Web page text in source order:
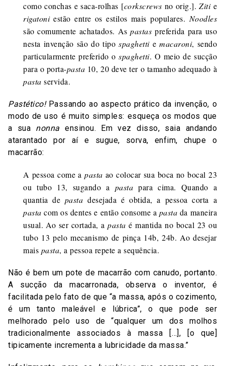
como conchas e saca-rolhas [corkscrews no orig.].Zitie
rigatoniestão entre os estilos mais populares. Noodles
são comumente achatados. Aspastas preferida para uso
nesta invenção são do tipo spaghettie macaroni, sendo
particularmente preferido ospaghetti. O meio de sucção
para o porta-pasta 10, 20 deve ter o tamanho adequado à
pasta servida.
Pastético!Passando ao aspecto prático da invenção, o
modo de uso é muito simples: esqueça os modos que
a sua nonna ensinou. Em vez disso, saia andando
atarantado por aí e sugue, sorva, enfim, chupe o
macarrão:
A pessoa come apasta ao colocar sua boca no bocal 23
ou tubo 13, sugando a pasta para cima. Quando a
quantia de pasta desejada é obtida, a pessoa corta a
pasta com os dentes e então consome a pasta da maneira
usual. Ao ser cortada, apasta é mantida no bocal 23 ou
tubo 13 pelo mecanismo de pinça 14b, 24b. Ao desejar
mais pasta, a pessoa repete a sequência.
Não é bem um pote de macarrão com canudo, portanto.
A sucção da macarronada, observa o inventor, é
facilitada pelo fato de que “a massa, após o cozimento,
é um tanto maleável e lúbrica”, o que pode ser
melhorado pelo uso de “qualquer um dos molhos
tradicionalmente associados à massa […], [o que]
tipicamente incrementa a lubricidade da massa.”